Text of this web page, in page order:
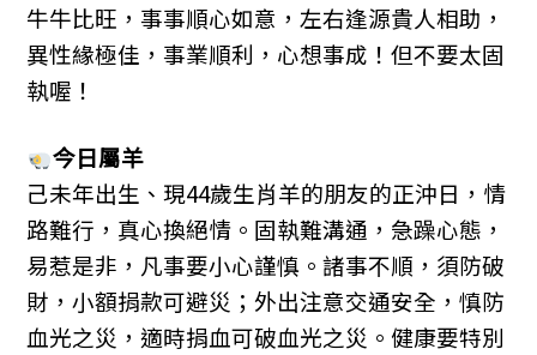
牛牛比旺，事事順心如意，左右逢源貴人相助，
異性緣極佳，事業順利，心想事成！但不要太固
執喔！
今日屬羊
己未年出生、現44歲生肖羊的朋友的正沖日，情
路難行，真心換絕情。固執難溝通，急躁心態，
易惹是非，凡事要小心謹慎。諸事不順，須防破
財，小額捐款可避災；外出注意交通安全，慎防
血光之災，適時捐血可破血光之災。健康要特別